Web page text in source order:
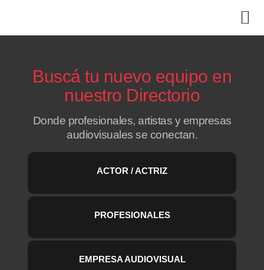
Buscá tu nuevo equipo en
nuestro Directorio
Donde profesionales, artistas y empresas
audiovisuales se conectan.
ACTOR / ACTRIZ
PROFESIONALES
EMPRESA AUDIOVISUAL